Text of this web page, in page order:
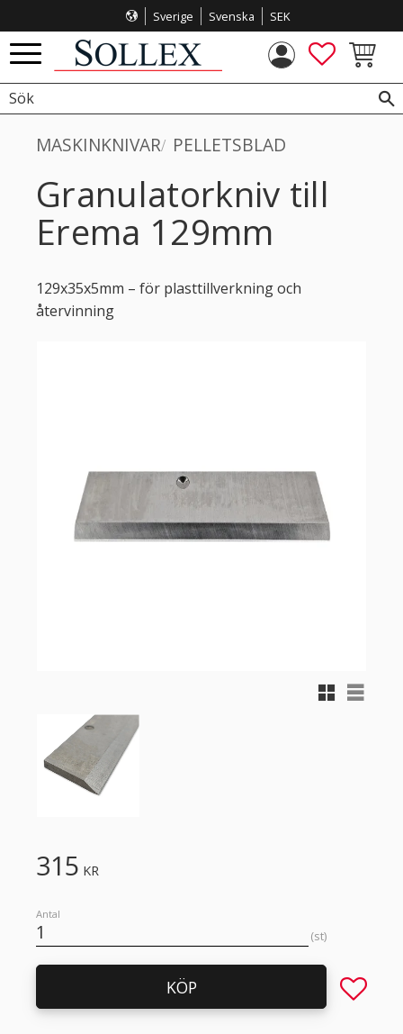
Meny
Sverige Svenska SEK
FAVORITER
MASKINKNIVAR PELLETSBLAD
Granulatorkniv till
Erema 129mm
129x35x5mm – för plasttillverkning och
återvinning
Rutnätsvy
Listvy
315 KR
Antal
st
KÖP Lägg till